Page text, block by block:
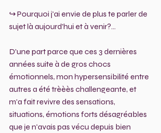
↪️ Pourquoi j'ai envie de plus te parler de
sujet là aujourd'hui et à venir?...
D'une part parce que ces 3 dernières
années suite à de gros chocs
émotionnels, mon hypersensibilité entre
autres a été trèèès challengeante, et
m'a fait revivre des sensations,
situations, émotions forts désagréables
que je n'avais pas vécu depuis bien